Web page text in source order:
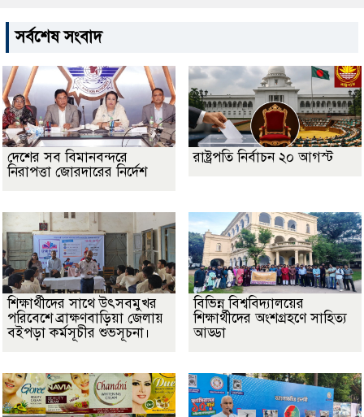
সর্বশেষ সংবাদ
দেশের সব বিমানবন্দরে
নিরাপত্তা জোরদারের নির্দেশ
রাষ্ট্রপতি নির্বাচন ২০ আগস্ট
শিক্ষার্থীদের সাথে উৎসবমুখর
পরিবেশে ব্রাক্ষণবাড়িয়া জেলায়
বইপড়া কর্মসূচীর শুভসূচনা।
বিভিন্ন বিশ্ববিদ্যালয়ের
শিক্ষার্থীদের অংশগ্রহণে সাহিত্য
আড্ডা